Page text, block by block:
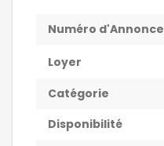
Numéro d'Annonce
Loyer
Catégorie
Disponibilité